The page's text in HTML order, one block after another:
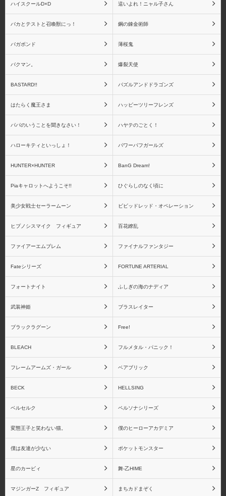
ハイスクールD×D 這いよれ！ニャル子さん
バカとテストと召喚獣にっ！ 鋼の錬金術師
バガボンド 薄桜鬼
バクマン。 爆裂天使
BASTARD!! パズルアンドドラゴンズ
はたらく魔王さま ハッピーツリーフレンズ
パパのいうことを聞きなさい！ ハヤテのごとく！
ハローキティといっしょ！ パワーパフガールズ
HUNTER×HUNTER BanG Dream!
Piaキャロットへようこそ!! ひぐらしのなく頃に
美少女戦士セーラームーン ビビッドレッド・オペレーション
ヒプノシスマイク フィギュア 百花繚乱
ファイアーエムブレム ファイナルファンタジー
Fateシリーズ FORTUNE ARTERIAL
フォートナイト ふしぎの海のナディア
武装神姫 ブラスレイター
ブラックラグーン Free!
BLEACH フルメタル・パニック！
フレームアームズ・ガール ベアブリック
BECK HELLSING
ベルセルク ペルソナシリーズ
変態王子と笑わない猫。 僕のヒーローアカデミア
僕は友達が少ない ポケットモンスター
星のカービィ 舞-乙HIME
マジンガーZ フィギュア まちカドまぞく